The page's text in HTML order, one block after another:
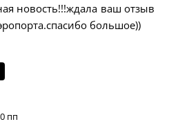
новость!!!ждала ваш отзыв
большое))
пп